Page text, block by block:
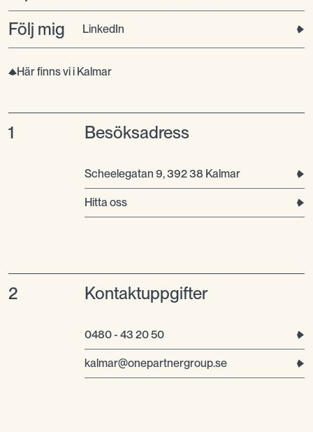
Följ mig LinkedIn
Här finns vi i Kalmar
1 Besöksadress
Scheelegatan 9, 392 38 Kalmar
Hitta oss
2 Kontaktuppgifter
0480 - 43 20 50
kalmar@onepartnergroup.se